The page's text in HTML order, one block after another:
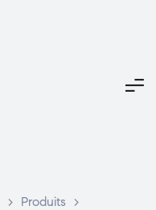
> Produits
>